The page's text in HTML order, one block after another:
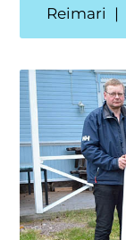
Reimari